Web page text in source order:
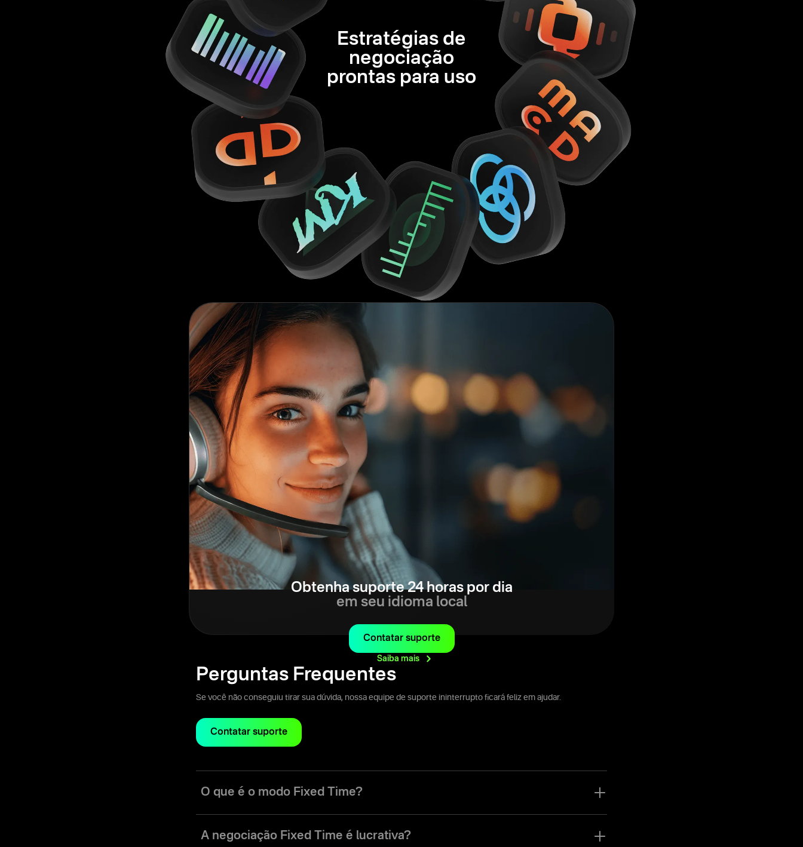
Estratégias de
negociação
prontas para uso
Obtenha suporte 24 horas por dia
em seu idioma local
Contatar suporte
Saiba mais
Perguntas Frequentes
Se você não conseguiu tirar sua dúvida, nossa equipe de suporte ininterrupto ficará feliz em ajudar.
Contatar suporte
O que é o modo Fixed Time?
duração predefinida, que pode ir de 5 segundos a um mês.
A negociação Fixed Time é lucrativa?